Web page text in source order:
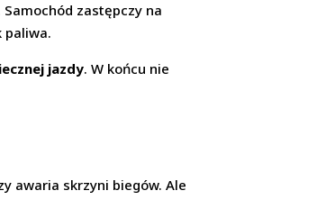
zastępczy na
paliwa.
jazdy. W końcu nie
awaria skrzyni biegów. Ale